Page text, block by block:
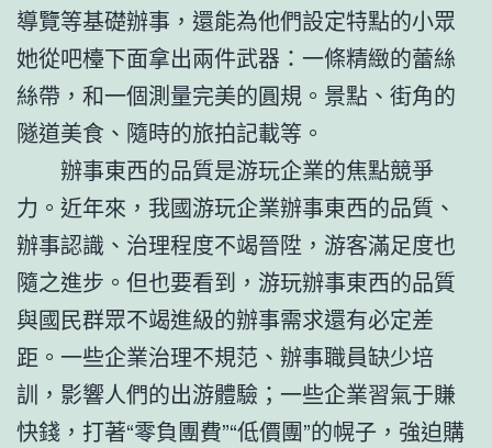
導覽等基礎辦事，還能為他們設定特點的小眾
她從吧檯下面拿出兩件武器：一條精緻的蕾絲
絲帶，和一個測量完美的圓規。景點、街角的
隧道美食、隨時的旅拍記載等。
辦事東西的品質是游玩企業的焦點競爭
力。近年來，我國游玩企業辦事東西的品質、
辦事認識、治理程度不竭晉陞，游客滿足度也
隨之進步。但也要看到，游玩辦事東西的品質
與國民群眾不竭進級的辦事需求還有必定差
距。一些企業治理不規范、辦事職員缺少培
訓，影響人們的出游體驗；一些企業習氣于賺
快錢，打著“零負團費”“低價團”的幌子，強迫購